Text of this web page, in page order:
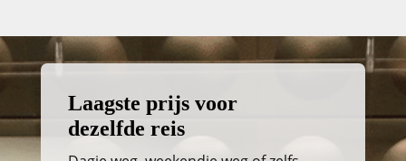
Laagste prijs voor
dezelfde reis